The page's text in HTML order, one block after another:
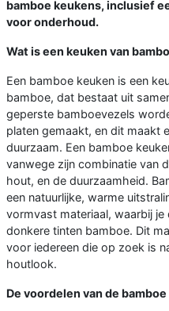
bamboe keukens, inclusief
voor onderhoud.
Wat is een keuken van
Een bamboe keuken is een
bamboe, dat bestaat uit
geperste bamboevezels
platen gemaakt, en dit maakt
duurzaam. Een bamboe
vanwege zijn combinatie van
hout, en de duurzaamheid.
een natuurlijke, warme
vormvast materiaal, waarbij
donkere tinten bamboe. Dit
voor iedereen die op zoek is
houtlook.
De voordelen van de